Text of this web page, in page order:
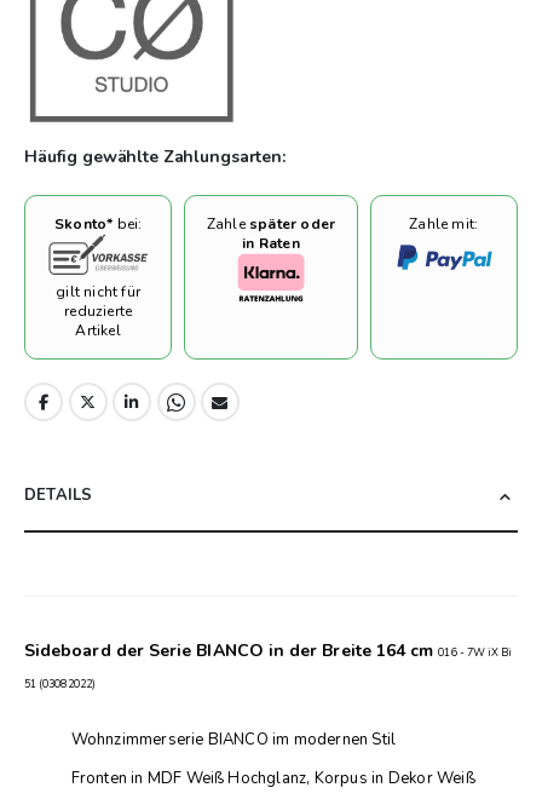
Häufig gewählte Zahlungsarten:
Skonto* bei:
gilt nicht für
reduzierte
Artikel
Zahlespäter oder
in Raten
Zahle mit:
DETAILS
Sideboard der Serie BIANCO in der Breite 164 cm 016 - 7W iX Bi
51 (03082022)
Wohnzimmerserie BIANCO im modernen Stil
Fronten in MDF Weiß Hochglanz, Korpus in Dekor Weiß